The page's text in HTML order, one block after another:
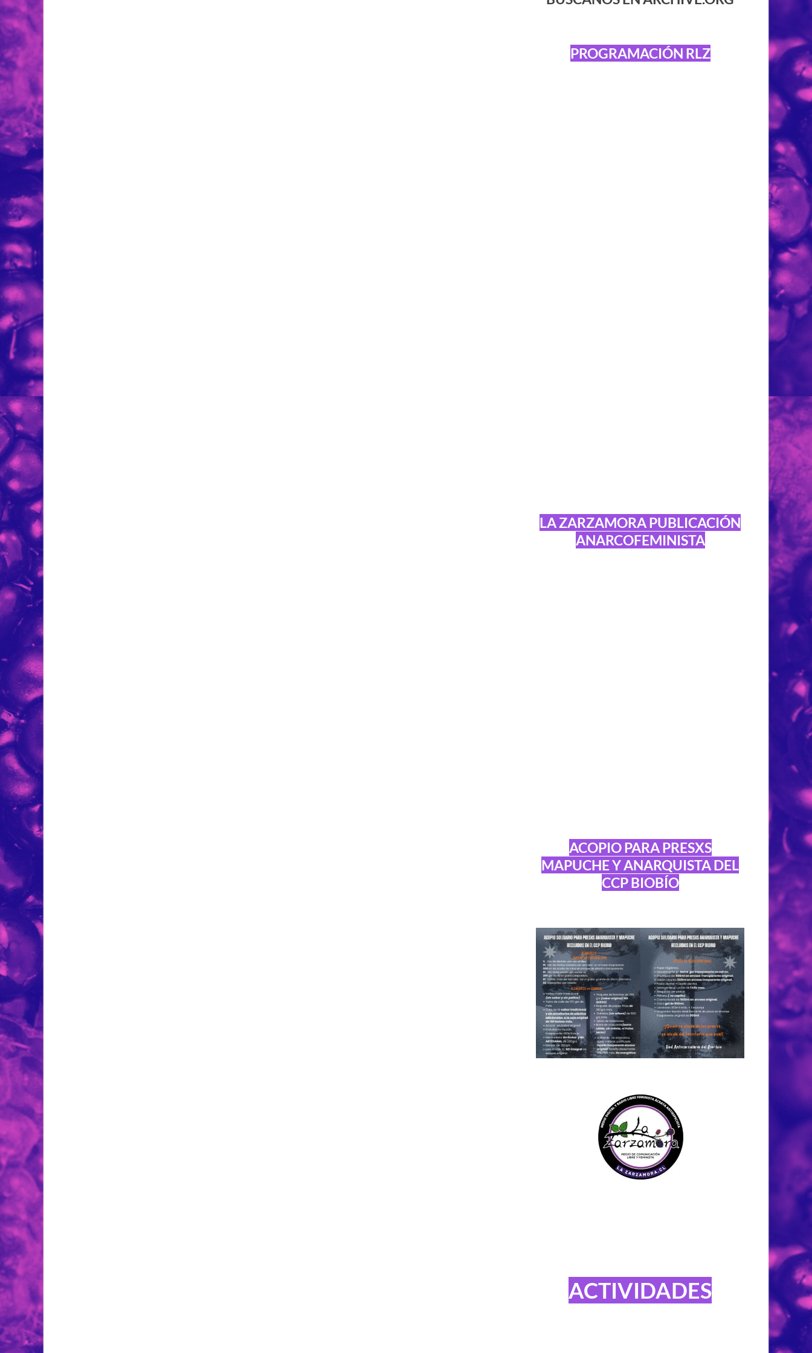
PROGRAMACIÓN RLZ
LA ZARZAMORA PUBLICACIÓN
ANARCOFEMINISTA
ACOPIO PARA PRESXS
MAPUCHE Y ANARQUISTA DEL
CCP BIOBÍO
ACTIVIDADES